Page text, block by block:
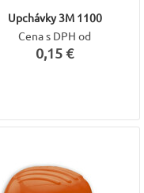
Upchávky 3M 1100
Cena s DPH od
0,15 €